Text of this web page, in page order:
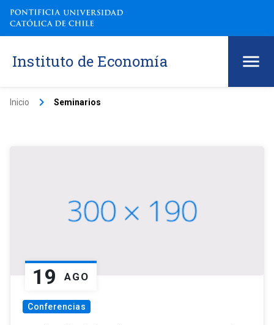
Instituto de Economía
Inicio keyboard_arrow_right Seminarios
19 AGO
Conferencias